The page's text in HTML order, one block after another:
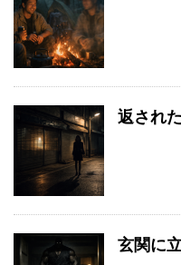
返され
玄関に